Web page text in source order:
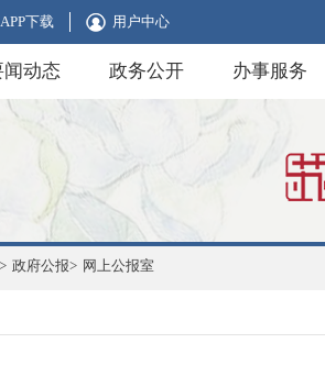
APP下载 用户中心
闻动态 政务公开 办事服务
政府公报> 网上公报室